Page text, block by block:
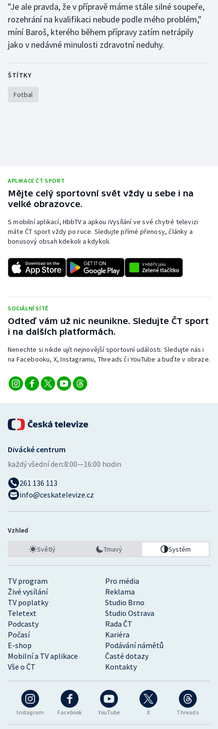
Rychlostní kanoistika
Short track
Ostatní
"Je ale pravda, že v přípravě máme stále silné soupeře,
rozehrání na kvalifikaci nebude podle mého problém,"
míní Baroš, kterého během přípravy zatím netrápily
jako v nedávné minulosti zdravotní neduhy.
ŠTÍTKY
Fotbal
APLIKACE ČT SPORT
Mějte celý sportovní svět vždy u sebe i na
velké obrazovce.
S mobilní aplikací, HbbTV a apkou iVysílání ve své chytré televizi
máte ČT sport vždy po ruce. Sledujte přímé přenosy, články a
bonusový obsah kdekoli a kdykoli.
SOCIÁLNÍ SÍTĚ
Odteď vám už nic neunikne. Sledujte ČT sport
i na dalších platformách.
Nenechte si nikde ujít nejnovější sportovní události. Sledujte nás i
na Facebooku, X, Instagramu, Threads či YouTube a buďte v obraze.
Instagram Facebook YouTube X Threads
TV program
Pro média
Živé vysílání
Reklama
TV poplatky
Studio Brno
Teletext
Studio Ostrava
Podcasty
Rada ČT
Počasí
Kariéra
E-shop
Podávání námětů
Mobilní a TV aplikace
Časté dotazy
Vše o ČT
Kontakty
Divácké centrum
každý všední den:8:00—16:00 hodin
261 136 113
info@ceskatelevize.cz
Vzhled
Světlý Tmavý Systém